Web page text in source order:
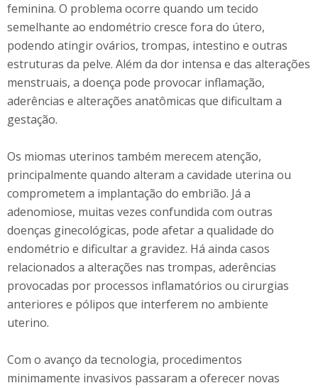
feminina. O problema ocorre quando um tecido
semelhante ao endométrio cresce fora do útero,
podendo atingir ovários, trompas, intestino e outras
estruturas da pelve. Além da dor intensa e das alterações
menstruais, a doença pode provocar inflamação,
aderências e alterações anatômicas que dificultam a
gestação.
Os miomas uterinos também merecem atenção,
principalmente quando alteram a cavidade uterina ou
comprometem a implantação do embrião. Já a
adenomiose, muitas vezes confundida com outras
doenças ginecológicas, pode afetar a qualidade do
endométrio e dificultar a gravidez. Há ainda casos
relacionados a alterações nas trompas, aderências
provocadas por processos inflamatórios ou cirurgias
anteriores e pólipos que interferem no ambiente
uterino.
Com o avanço da tecnologia, procedimentos
minimamente invasivos passaram a oferecer novas